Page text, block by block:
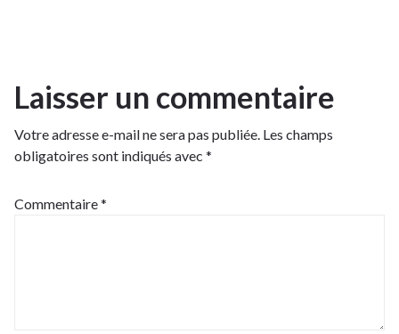
Laisser un commentaire
Votre adresse e-mail ne sera pas publiée. Les champs
obligatoires sont indiqués avec *
Commentaire*